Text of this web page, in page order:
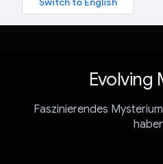
Evolving
Faszinierendes